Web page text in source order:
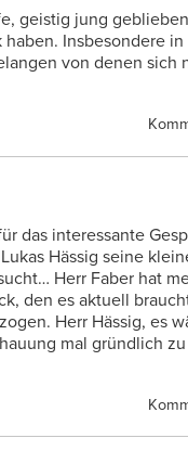
geistig jung
Insbesondere in
von denen sich
das interessante
Hässig seine
Herr Faber hat
den es aktuell
Herr Hässig, es
mal gründlich zu